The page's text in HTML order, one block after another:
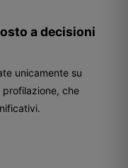
a decisioni
unicamente su
che